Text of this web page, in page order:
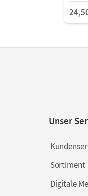
Unser
Sortiment
Digitale